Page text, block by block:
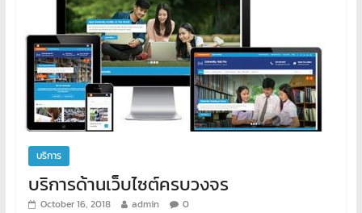
บริการ
บริการด้านเว็บไซต์ครบวงจร
October 16, 2018 admin 0